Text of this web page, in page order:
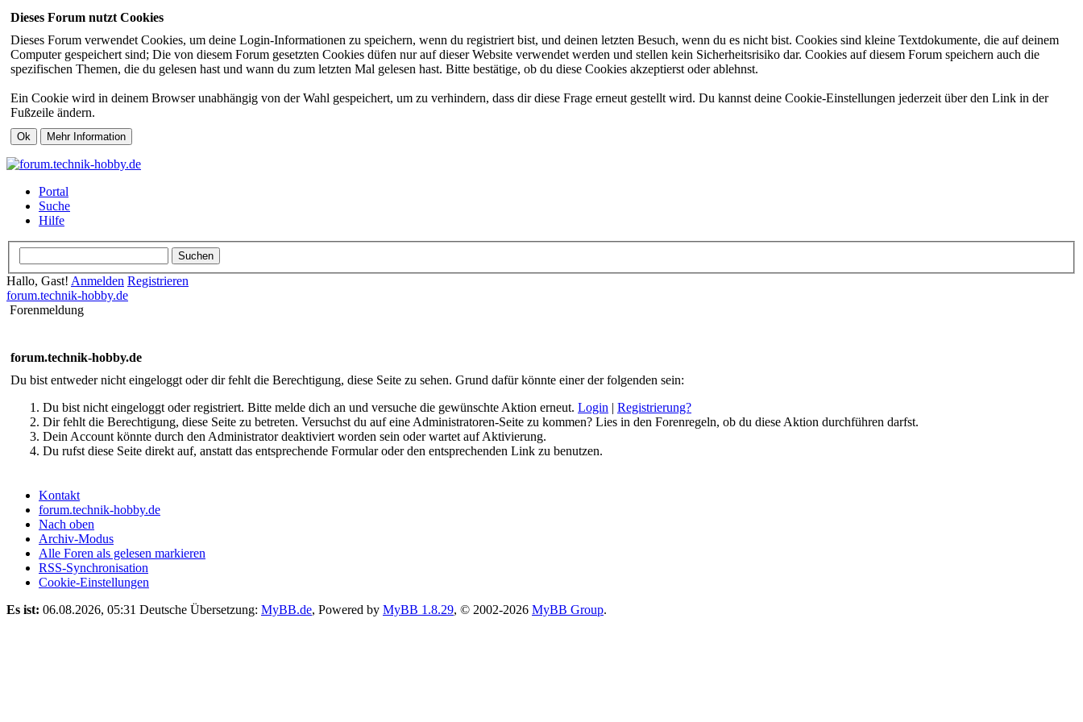
Dieses Forum nutzt Cookies
Dieses Forum verwendet Cookies, um deine Login-Informationen zu speichern, wenn du registriert bist, und deinen letzten Besuch, wenn du es nicht bist. Cookies sind kleine Textdokumente, die auf deinem
Computer gespeichert sind; Die von diesem Forum gesetzten Cookies düfen nur auf dieser Website verwendet werden und stellen kein Sicherheitsrisiko dar. Cookies auf diesem Forum speichern auch die
spezifischen Themen, die du gelesen hast und wann du zum letzten Mal gelesen hast. Bitte bestätige, ob du diese Cookies akzeptierst oder ablehnst.
Ein Cookie wird in deinem Browser unabhängig von der Wahl gespeichert, um zu verhindern, dass dir diese Frage erneut gestellt wird. Du kannst deine Cookie-Einstellungen jederzeit über den Link in der
Fußzeile ändern.
Portal
Suche
Hilfe
Hallo, Gast! Anmelden Registrieren
forum.technik-hobby.de
Forenmeldung
forum.technik-hobby.de
Du bist entweder nicht eingeloggt oder dir fehlt die Berechtigung, diese Seite zu sehen. Grund dafür könnte einer der folgenden sein:
Du bist nicht eingeloggt oder registriert. Bitte melde dich an und versuche die gewünschte Aktion erneut. Login | Registrierung?
Dir fehlt die Berechtigung, diese Seite zu betreten. Versuchst du auf eine Administratoren-Seite zu kommen? Lies in den Forenregeln, ob du diese Aktion durchführen darfst.
Dein Account könnte durch den Administrator deaktiviert worden sein oder wartet auf Aktivierung.
Du rufst diese Seite direkt auf, anstatt das entsprechende Formular oder den entsprechenden Link zu benutzen.
Kontakt
forum.technik-hobby.de
Nach oben
Archiv-Modus
Alle Foren als gelesen markieren
RSS-Synchronisation
Cookie-Einstellungen
Es ist: 06.08.2026, 05:31 Deutsche Übersetzung: MyBB.de, Powered by MyBB 1.8.29, © 2002-2026 MyBB Group.